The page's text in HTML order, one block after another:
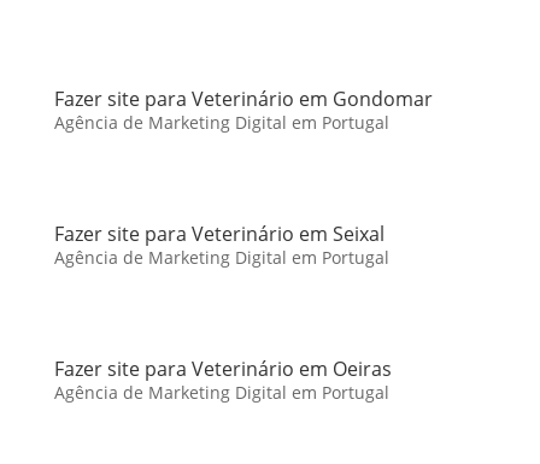
Fazer site para Veterinário em Gondomar
Agência de Marketing Digital em Portugal
Fazer site para Veterinário em Seixal
Agência de Marketing Digital em Portugal
Fazer site para Veterinário em Oeiras
Agência de Marketing Digital em Portugal